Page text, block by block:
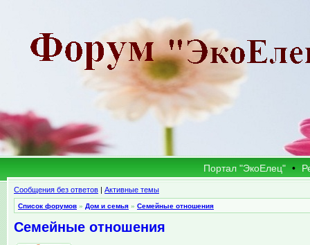
Портал "ЭкоЕлец" •
Сообщения без ответов | Активные темы
Список форумов » Дом и семья » Семейные отношения
Семейные отношения